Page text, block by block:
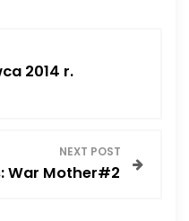
2014 r.
NEXT POST
War Mother#2